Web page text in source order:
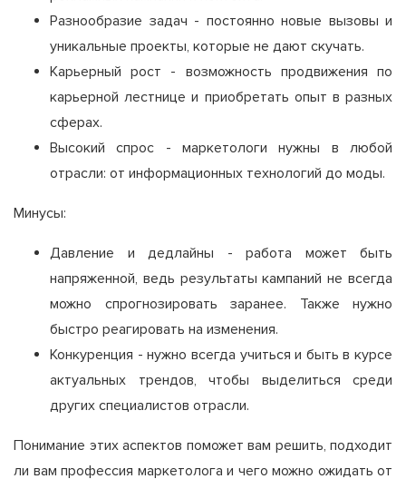
Разнообразие задач - постоянно новые вызовы и
уникальные проекты, которые не дают скучать.
Карьерный рост - возможность продвижения по
карьерной лестнице и приобретать опыт в разных
сферах.
Высокий спрос - маркетологи нужны в любой
отрасли: от информационных технологий до моды.
Минусы:
Давление и дедлайны - работа может быть
напряженной, ведь результаты кампаний не всегда
можно спрогнозировать заранее. Также нужно
быстро реагировать на изменения.
Конкуренция - нужно всегда учиться и быть в курсе
актуальных трендов, чтобы выделиться среди
других специалистов отрасли.
Понимание этих аспектов поможет вам решить, подходит
ли вам профессия маркетолога и чего можно ожидать от